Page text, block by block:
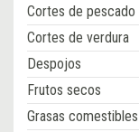
Cortes de pescado
Cortes de verdura
Despojos
Frutos secos
Grasas